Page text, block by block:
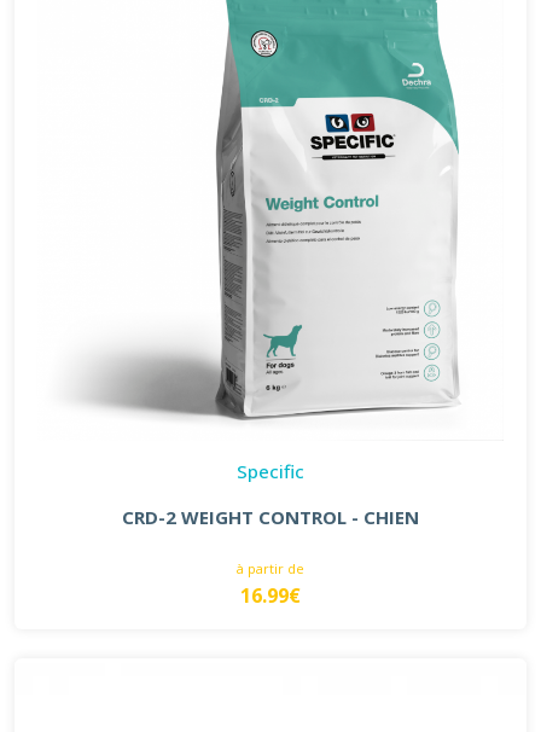
Specific
CRD-2 WEIGHT CONTROL - CHIEN
à partir de
16.99€